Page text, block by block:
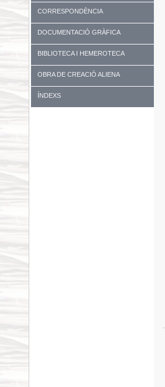
CORRESPONDÈNCIA
DOCUMENTACIÓ GRÀFICA
BIBLIOTECA I HEMEROTECA
OBRA DE CREACIÓ ALIENA
ÍNDEXS